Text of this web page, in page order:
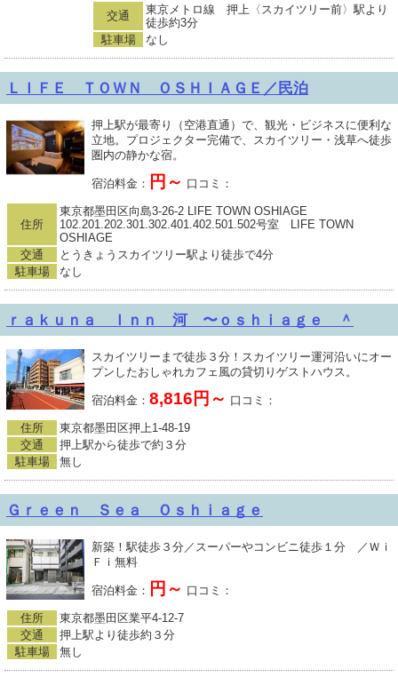
交通
東京メトロ線 押上〈スカイツリー前〉駅より
徒歩約3分
駐車場
なし
ＬＩＦＥ ＴＯＷＮ ＯＳＨＩＡＧＥ／民泊
押上駅が最寄り（空港直通）で、観光・ビジネスに便利な
立地。プロジェクター完備で、スカイツリー・浅草へ徒歩
圏内の静かな宿。
宿泊料金： 円～ 口コミ：
住所
東京都墨田区向島3-26-2 LIFE TOWN OSHIAGE
102.201.202.301.302.401.402.501.502号室 LIFE TOWN
OSHIAGE
交通
とうきょうスカイツリー駅より徒歩で4分
駐車場
なし
ｒａｋｕｎａ Ｉｎｎ 河 〜ｏｓｈｉａｇｅ ＾
スカイツリーまで徒歩３分！スカイツリー運河沿いにオー
プンしたおしゃれカフェ風の貸切りゲストハウス。
宿泊料金： 8,816円～ 口コミ：
住所
東京都墨田区押上1-48-19
交通
押上駅から徒歩で約３分
駐車場
無し
Ｇｒｅｅｎ Ｓｅａ Ｏｓｈｉａｇｅ
新築！駅徒歩３分／スーパーやコンビニ徒歩１分 ／Ｗｉ
Ｆｉ無料
宿泊料金： 円～ 口コミ：
住所
東京都墨田区業平4-12-7
交通
押上駅より徒歩約３分
駐車場
無し